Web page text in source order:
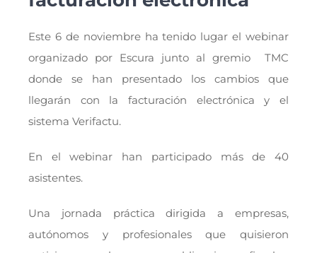
Este 6 de noviembre ha tenido lugar el webinar
organizado por Escura junto al gremio TMC
donde se han presentado los cambios que
llegarán con la facturación electrónica y el
sistema Verifactu.
En el webinar han participado más de 40
asistentes.
Una jornada práctica dirigida a empresas,
autónomos y profesionales que quisieron